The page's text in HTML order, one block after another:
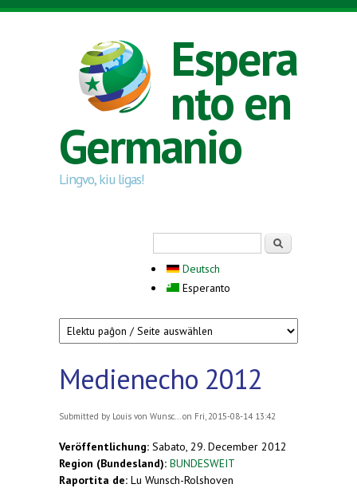
Skip to main content
Espera
nto en
Germanio
Lingvo, kiu ligas!
Deutsch
Esperanto
Medienecho 2012
Submitted by Louis von Wunsc... on Fri, 2015-08-14 13:42
Veröffentlichung: Sabato, 29. December 2012
Region (Bundesland): BUNDESWEIT
Raportita de: Lu Wunsch-Rolshoven